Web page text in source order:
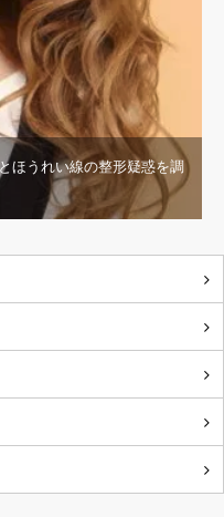
ほうれい線の整形疑惑を調